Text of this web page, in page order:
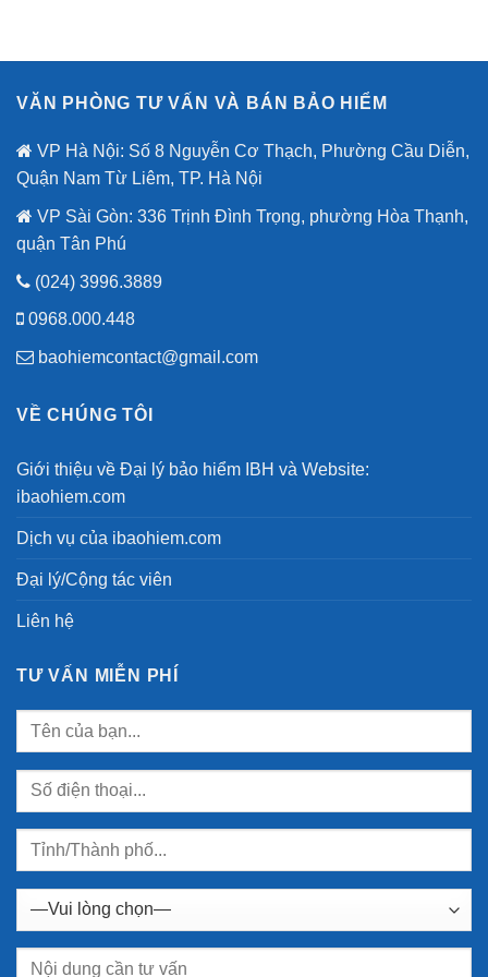
VĂN PHÒNG TƯ VẤN VÀ BÁN BẢO HIỂM
VP Hà Nội: Số 8 Nguyễn Cơ Thạch, Phường Cầu Diễn,
Quận Nam Từ Liêm, TP. Hà Nội
VP Sài Gòn: 336 Trịnh Đình Trọng, phường Hòa Thạnh,
quận Tân Phú
(024) 3996.3889
0968.000.448
baohiemcontact@gmail.com
VỀ CHÚNG TÔI
Giới thiệu về Đại lý bảo hiểm IBH và Website:
ibaohiem.com
Dịch vụ của ibaohiem.com
Đại lý/Cộng tác viên
Liên hệ
TƯ VẤN MIỄN PHÍ